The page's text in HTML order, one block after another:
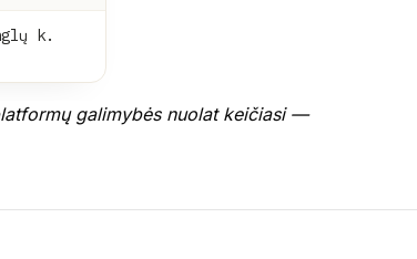
k.
galimybės nuolat keičiasi —